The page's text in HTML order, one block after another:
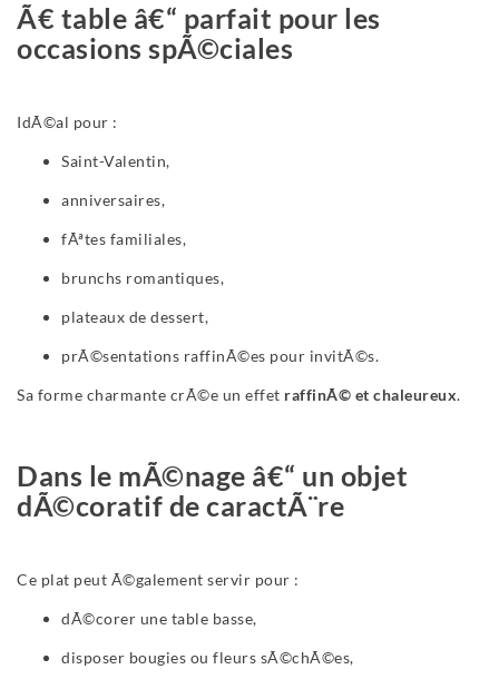
Ã€ table â€“ parfait pour les
occasions spÃ©ciales
IdÃ©al pour :
Saint-Valentin,
anniversaires,
fÃªtes familiales,
brunchs romantiques,
plateaux de dessert,
prÃ©sentations raffinÃ©es pour invitÃ©s.
Sa forme charmante crÃ©e un effet raffinÃ© et chaleureux.
Dans le mÃ©nage â€“ un objet
dÃ©coratif de caractÃ¨re
Ce plat peut Ã©galement servir pour :
dÃ©corer une table basse,
disposer bougies ou fleurs sÃ©chÃ©es,